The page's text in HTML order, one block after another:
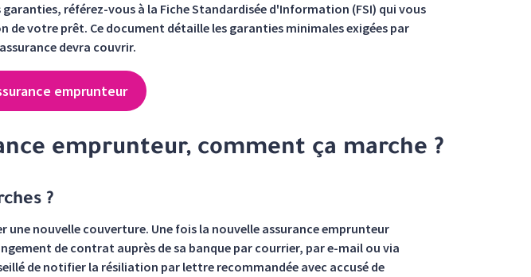
référez-vous à la Fiche Standardisée d'Information (FSI) qui vous
de votre prêt. Ce document détaille les garanties minimales exigées par
devra couvrir.
emprunteur
emprunteur, comment ça marche ?
?
une nouvelle couverture. Une fois la nouvelle assurance emprunteur
de contrat auprès de sa banque par courrier, par e-mail ou via
de notifier la résiliation par lettre recommandée avec accusé de